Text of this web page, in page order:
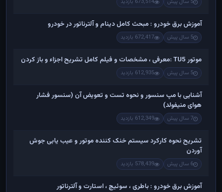
آموزش برق خودرو : مبحث کامل دینام و آلترناتور در خودرو
5 سال پیش 672,417 بازدید
موتور TU5 :معرفی ، مشخصات و فیلم کامل تشریح اجزاء و باز کردن
5 سال پیش 612,935 بازدید
آشنایی با مپ سنسور و نحوه تست و تعویض آن (سنسور فشار
هوای منیفولد)
7 سال پیش 612,349 بازدید
تشریح نحوه کارکرد سیستم خنک کننده موتور و عیب یابی جوش
آوردن
6 سال پیش 578,439 بازدید
آموزش برق خودرو : باطری ، سوئیچ ، استارت و آلترناتور